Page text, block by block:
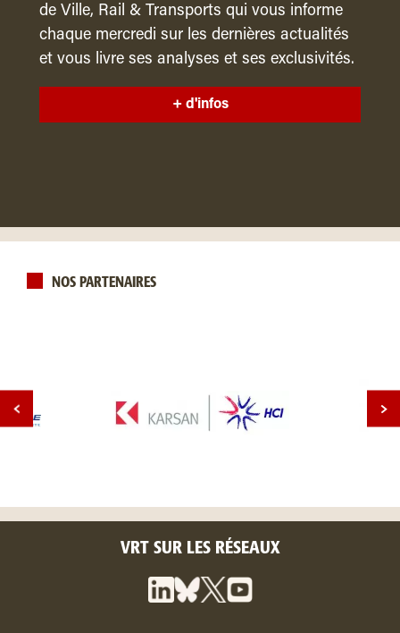
de Ville, Rail & Transports qui vous informe
chaque mercredi sur les dernières actualités
et vous livre ses analyses et ses exclusivités.
+ d'infos
NOS PARTENAIRES
VRT SUR LES RÉSEAUX